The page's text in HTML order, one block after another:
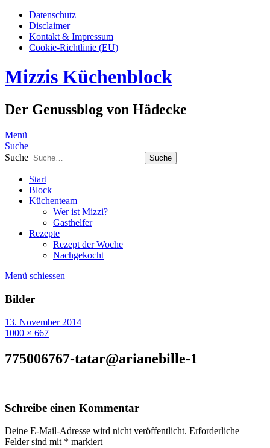
Datenschutz
Disclaimer
Kontakt & Impressum
Cookie-Richtlinie (EU)
Mizzis Küchenblock
Der Genussblog von Hädecke
Menü
Suche
Suche
Start
Block
Küchenteam
Wer ist Mizzi?
Gasthelfer
Rezepte
Rezept der Woche
Nachgekocht
Menü schiessen
Bilder
13. November 2014
1000 × 667
775006767-tatar@arianebille-1
Schreibe einen Kommentar
Deine E-Mail-Adresse wird nicht veröffentlicht. Erforderliche
Felder sind mit * markiert